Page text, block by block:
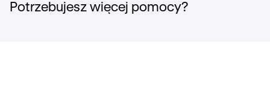
Potrzebujesz więcej pomocy?